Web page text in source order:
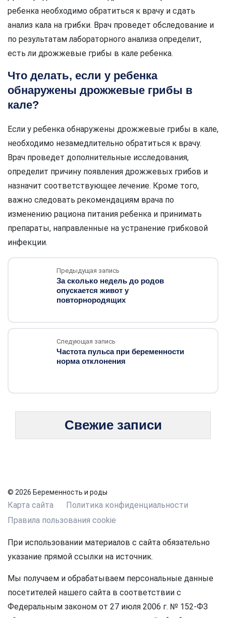
ребенка необходимо обратиться к врачу и сдать
анализ кала на грибки. Врач проведет обследование и
по результатам лабораторного анализа определит,
есть ли дрожжевые грибы в кале ребенка.
Что делать, если у ребенка
обнаружены дрожжевые грибы в
кале?
Если у ребенка обнаружены дрожжевые грибы в кале,
необходимо незамедлительно обратиться к врачу.
Врач проведет дополнительные исследования,
определит причину появления дрожжевых грибов и
назначит соответствующее лечение. Кроме того,
важно следовать рекомендациям врача по
изменению рациона питания ребенка и принимать
препараты, направленные на устранение грибковой
инфекции.
Предыдущая запись
За сколько недель до родов
опускается живот у
повторнородящих
Следующая запись
Частота пульса при беременности
норма отклонения
Свежие записи
© 2026 Беременность и роды
Карта сайта
Политика конфиденциальности
Правила пользования cookie
При использовании материалов с сайта обязательно
указание прямой ссылки на источник.
Мы получаем и обрабатываем персональные данные
посетителей нашего сайта в соответствии с
Федеральным законом от 27 июля 2006 г. № 152-ФЗ